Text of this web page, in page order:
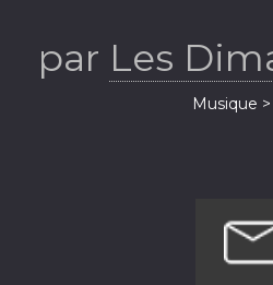
par Les
Musique